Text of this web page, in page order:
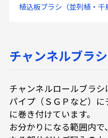
植込板ブラシ（並列植・千
チャンネルブラ
チャンネルロールブラシ
パイプ（ＳＧＰなど）
に巻き付けています。
お分かりになる範囲内